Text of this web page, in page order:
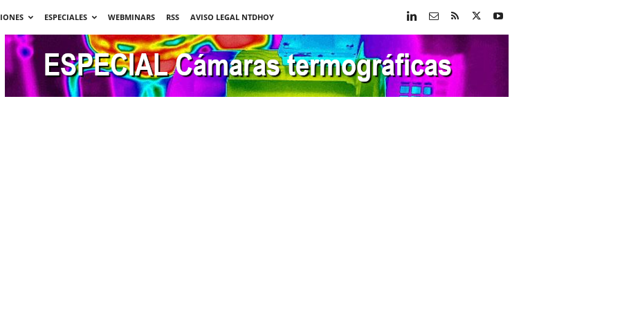
ESPECIALES WEBMINARS RSS
AVISO LEGAL NTDHOY